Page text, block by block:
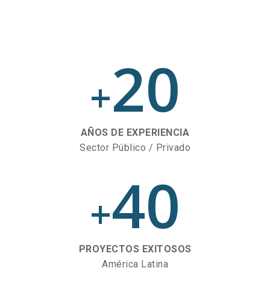
+20
AÑOS DE EXPERIENCIA
Sector Público / Privado
+40
PROYECTOS EXITOSOS
América Latina